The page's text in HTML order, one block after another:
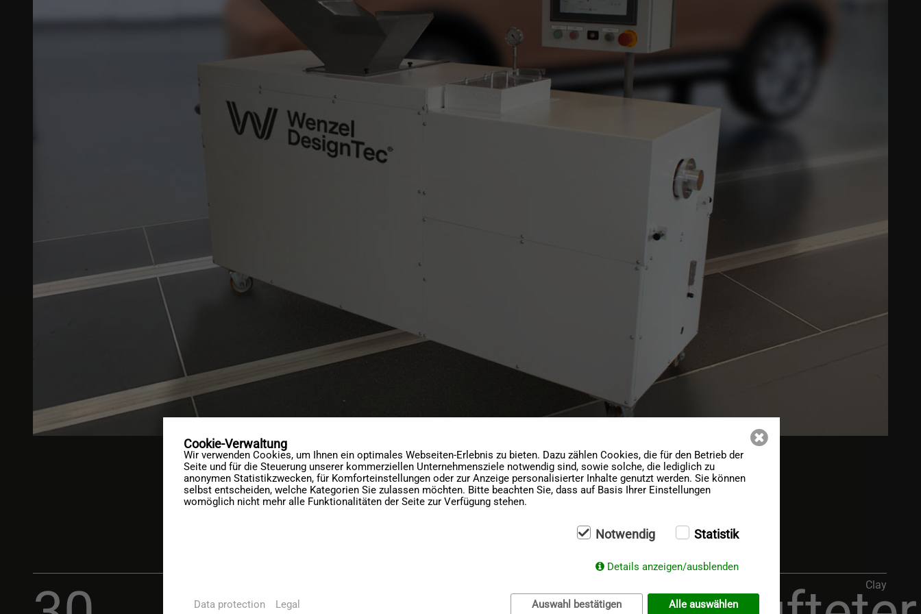
Clay
Cookie-Verwaltung
Wir verwenden Cookies, um Ihnen ein optimales Webseiten-Erlebnis zu bieten. Dazu zählen Cookies, die für den Betrieb der
Seite und für die Steuerung unserer kommerziellen Unternehmensziele notwendig sind, sowie solche, die lediglich zu
anonymen Statistikzwecken, für Komforteinstellungen oder zur Anzeige personalisierter Inhalte genutzt werden. Sie können
selbst entscheiden, welche Kategorien Sie zulassen möchten. Bitte beachten Sie, dass auf Basis Ihrer Einstellungen
womöglich nicht mehr alle Funktionalitäten der Seite zur Verfügung stehen.
Notwendig Statistik
Details anzeigen/ausblenden
Auswahl bestätigen Alle auswählen
Data protection Legal